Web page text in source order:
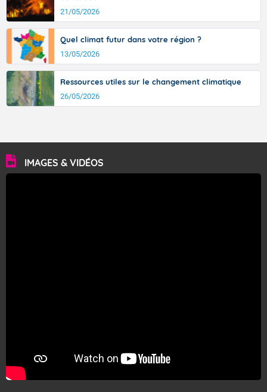
21/05/2026
Quel climat futur dans votre région ?
13/05/2026
Ressources utiles sur le changement climatique
26/05/2026
IMAGES & VIDÉOS